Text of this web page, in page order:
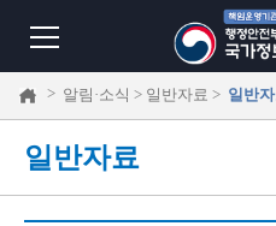
> 알림·소식 > 일반자료 > 일반
일반자료